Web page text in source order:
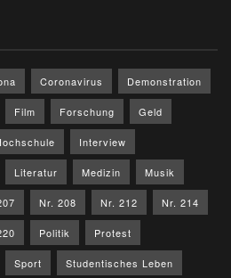
Coronavirus Demonstration
Film Forschung Geld
Interview
Literatur Medizin Musik
Nr. 208 Nr. 212 Nr. 214
Politik Protest
Sport Studentisches Leben